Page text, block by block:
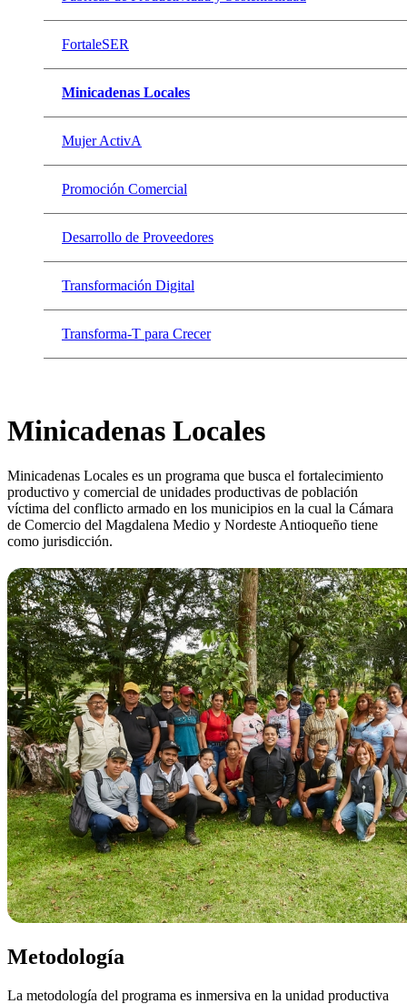
FortaleSER
Minicadenas Locales
Mujer ActivA
Promoción Comercial
Desarrollo de Proveedores
Transformación Digital
Transforma-T para Crecer
Minicadenas Locales
Minicadenas Locales es un programa que busca el fortalecimiento
productivo y comercial de unidades productivas de población
víctima del conflicto armado en los municipios en la cual la Cámara
de Comercio del Magdalena Medio y Nordeste Antioqueño tiene
como jurisdicción.
Metodología
La metodología del programa es inmersiva en la unidad productiva